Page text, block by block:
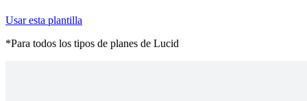
Usar esta plantilla
*Para todos los tipos de planes de Lucid